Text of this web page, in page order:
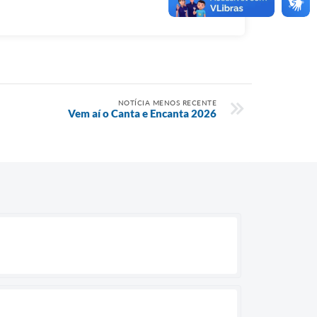
NOTÍCIA MENOS RECENTE
Vem aí o Canta e Encanta 2026